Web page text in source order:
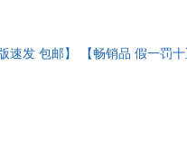
速发 包邮】 【畅销品 假一罚